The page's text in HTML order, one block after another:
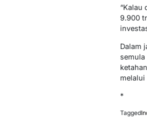
“Kalau
9.900
Dalam
melalui
*
Tagged